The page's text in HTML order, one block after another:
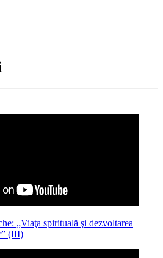
„Viaţa spirituală şi dezvoltarea
(III)